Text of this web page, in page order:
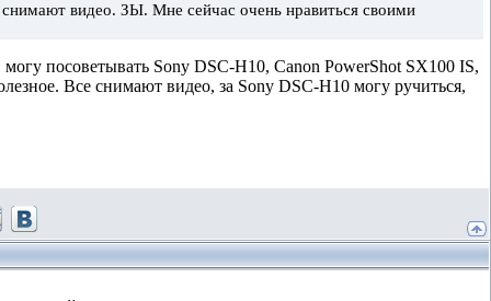
видео. ЗЫ. Мне сейчас очень нравиться своими
посоветывать Sony DSC-H10, Canon PowerShot SX100 IS,
Все снимают видео, за Sony DSC-H10 могу ручиться,